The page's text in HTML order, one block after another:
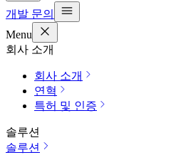
개발 문의
Menu
회사 소개
회사 소개
연혁
특허 및 인증
솔루션
솔루션